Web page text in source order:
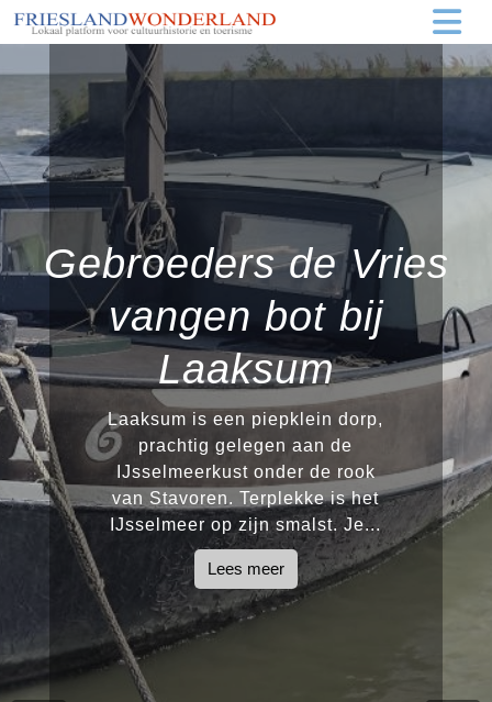
Gebroeders de Vries
vangen bot bij
Laaksum
Laaksum is een piepklein dorp,
prachtig gelegen aan de
IJsselmeerkust onder de rook
van Stavoren. Terplekke is het
IJsselmeer op zijn smalst. Je...
Lees meer